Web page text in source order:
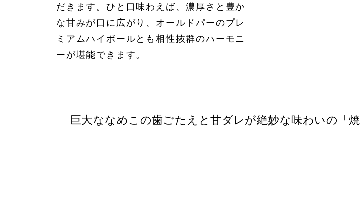
だきます。ひと口味わえば、濃厚さと豊か
な甘みが口に広がり、オールドパーのプレ
ミアムハイボールとも相性抜群のハーモニ
ーが堪能できます。
巨大ななめこの歯ごたえと甘ダレが絶妙な味わいの「